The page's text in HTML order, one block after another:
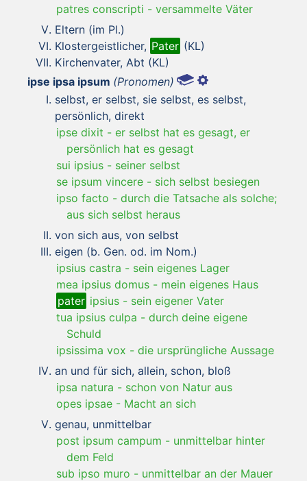
patres conscripti - versammelte Väter
Eltern (im Pl.)
Klostergeistlicher, Pater (KL)
Kirchenvater, Abt (KL)
ipse ipsa ipsum (Pronomen)
selbst, er selbst, sie selbst, es selbst,
persönlich, direkt
ipse dixit - er selbst hat es gesagt, er
persönlich hat es gesagt
sui ipsius - seiner selbst
se ipsum vincere - sich selbst besiegen
ipso facto - durch die Tatsache als solche;
aus sich selbst heraus
von sich aus, von selbst
eigen (b. Gen. od. im Nom.)
ipsius castra - sein eigenes Lager
mea ipsius domus - mein eigenes Haus
pater ipsius - sein eigener Vater
tua ipsius culpa - durch deine eigene
Schuld
ipsissima vox - die ursprüngliche Aussage
an und für sich, allein, schon, bloß
ipsa natura - schon von Natur aus
opes ipsae - Macht an sich
genau, unmittelbar
post ipsum campum - unmittelbar hinter
dem Feld
sub ipso muro - unmittelbar an der Mauer